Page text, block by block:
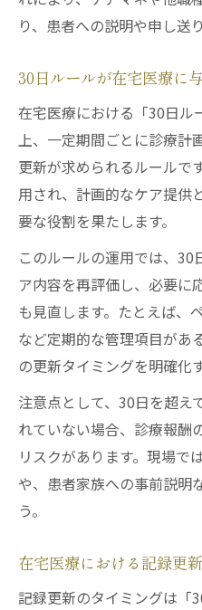
り、患者への説明や申し送
30日ルールが在宅医療に
在宅医療における「30日ル
上、一定期間ごとに診療計
更新が求められるルールで
用され、計画的なケア提供
要な役割を果たします。
このルールの運用では、
ア内容を再評価し、必要に
も見直します。たとえば、
など定期的な管理項目があ
の更新タイミングを明確化
注意点として、30日を超え
れていない場合、診療報酬
リスクがあります。現場で
や、患者家族への事前説明
う。
在宅医療における記録更
記録更新のタイミングは「